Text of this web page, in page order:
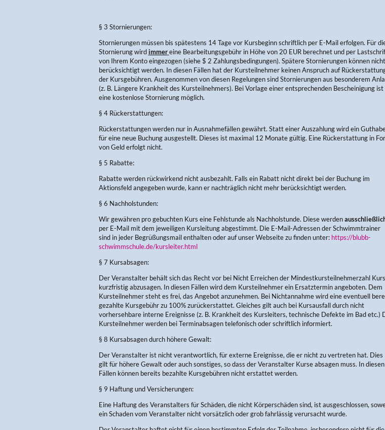
§ 3 Stornierungen:
Stornierungen müssen bis spätestens 14 Tage vor Kursbeginn schriftlich per E-Mail erfolgen. Für
Stornierung wirdimmer eine Bearbeitungsgebühr in Höhe von 20 EUR berechnet und per
von Ihrem Konto eingezogen (siehe $ 2 Zahlungsbedingungen). Spätere Stornierungen können nicht
berücksichtigt werden. In diesen Fällen hat der Kursteilnehmer keinen Anspruch auf
der Kursgebühren. Ausgenommen von diesen Regelungen sind Stornierungen aus besonderem
(z. B. Längere Krankheit des Kursteilnehmers). Bei Vorlage einer entsprechenden Bescheinigung ist
eine kostenlose Stornierung möglich.
§ 4 Rückerstattungen:
Rückerstattungen werden nur in Ausnahmefällen gewährt. Statt einer Auszahlung wird ein
für eine neue Buchung ausgestellt. Dieses ist maximal 12 Monate gültig. Eine Rückerstattung in
von Geld erfolgt nicht.
§ 5 Rabatte:
Rabatte werden rückwirkend nicht ausbezahlt. Falls ein Rabatt nicht direkt bei der Buchung im
Aktionsfeld angegeben wurde, kann er nachträglich nicht mehr berücksichtigt werden.
§ 6 Nachholstunden:
Wir gewähren pro gebuchten Kurs eine Fehlstunde als Nachholstunde. Diese werden
per E-Mail mit dem jeweiligen Kursleitung abgestimmt. Die E-Mail-Adressen der Schwimmtrainer
sind in jeder Begrüßungsmail enthalten oder auf unser Webseite zu finden unter: https://blubb-
schwimmschule.de/kursleiter.html
§ 7 Kursabsagen:
Der Veranstalter behält sich das Recht vor bei Nicht Erreichen der Mindestkursteilnehmerzahl
kurzfristig abzusagen. In diesen Fällen wird dem Kursteilnehmer ein Ersatztermin angeboten. Dem
Kursteilnehmer steht es frei, das Angebot anzunehmen. Bei Nichtannahme wird eine eventuell
gezahlte Kursgebühr zu 100% zurückerstattet. Gleiches gilt auch bei Kursausfall durch nicht
vorhersehbare interne Ereignisse (z. B. Krankheit des Kursleiters, technische Defekte im Bad etc.)
Kursteilnehmer werden bei Terminabsagen telefonisch oder schriftlich informiert.
§ 8 Kursabsagen durch höhere Gewalt:
Der Veranstalter ist nicht verantwortlich, für externe Ereignisse, die er nicht zu vertreten hat. Dies
gilt für höhere Gewalt oder auch sonstiges, so dass der Veranstalter Kurse absagen muss. In diesen
Fällen können bereits bezahlte Kursgebühren nicht erstattet werden.
§ 9 Haftung und Versicherungen:
Eine Haftung des Veranstalters für Schäden, die nicht Körperschäden sind, ist ausgeschlossen,
ein Schaden vom Veranstalter nicht vorsätzlich oder grob fahrlässig verursacht wurde.